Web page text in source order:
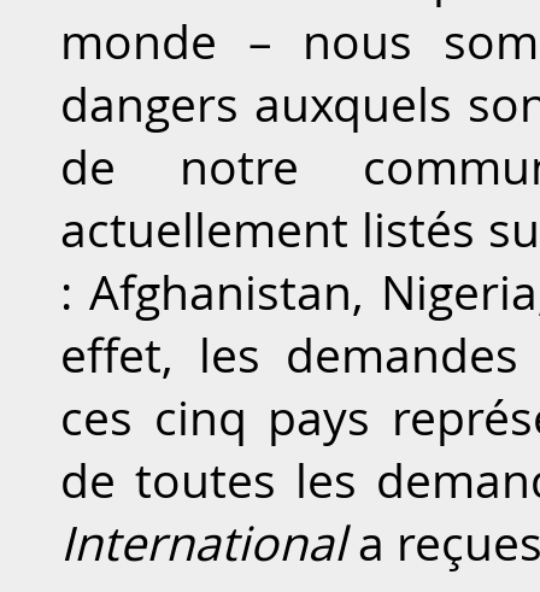
monde – nous
dangers auxquels
de notre
actuellement listés
: Afghanistan,
effet, les
ces cinq pays
de toutes les
Internationala